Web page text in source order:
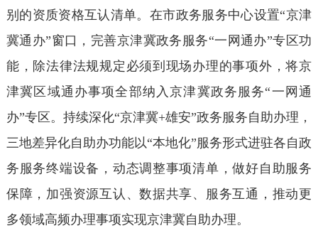
别的资质资格互认清单。在市政务服务中心设置“京津
冀通办”窗口，完善京津冀政务服务“一网通办”专区功
能，除法律法规规定必须到现场办理的事项外，将京
津冀区域通办事项全部纳入京津冀政务服务“一网通
办”专区。持续深化“京津冀+雄安”政务服务自助办理，
三地差异化自助办功能以“本地化”服务形式进驻各自政
务服务终端设备，动态调整事项清单，做好自助服务
保障，加强资源互认、数据共享、服务互通，推动更
多领域高频办理事项实现京津冀自助办理。